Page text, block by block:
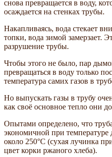
снова превращается в воду,
осаждается на стенках трубы.
Накапливаясь, вода стекает
топки, вода зимой замерзает.
разрушение трубы.
Чтобы этого не было, пар
превращаться в воду только
температура самих газов в
Но выпускать газы в трубу
как своё основное тепло они
Опытами определено, что
экономичной при
около 250°С (сухая лучинка
цвет корки ржаного хлеба).